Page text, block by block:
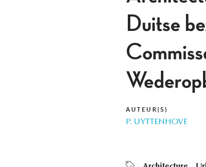
Duitse
AUTEUR(S)
P. UYTTENHOVE